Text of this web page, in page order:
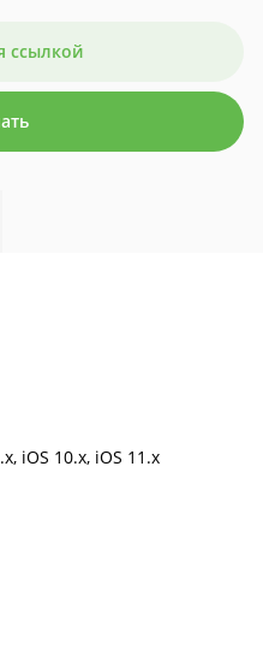
ссылкой
iOS 10.x, iOS 11.x